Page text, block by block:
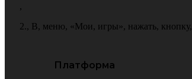
,
2., В, меню, «Мои, игры», нажать, кнопку,
Платформа